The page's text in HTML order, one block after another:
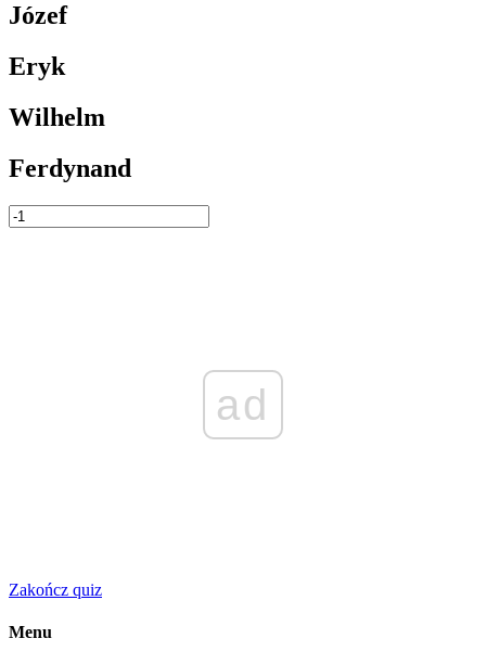
Józef
Eryk
Wilhelm
Ferdynand
ad
Zakończ quiz
Menu